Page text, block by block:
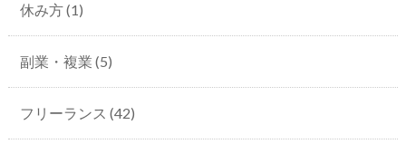
休み方(1)
副業・複業 (5)
フリーランス (42)